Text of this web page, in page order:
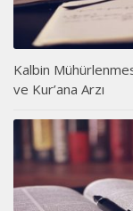
Kalbin
ve Kur’ana Arzı